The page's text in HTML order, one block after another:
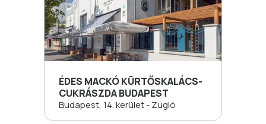
ÉDES MACKÓ KÜRTŐSKALÁCS-
CUKRÁSZDA BUDAPEST
Budapest, 14. kerület - Zugló